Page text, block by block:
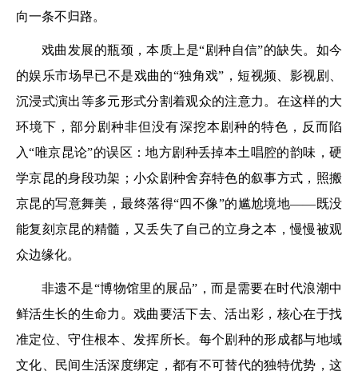
向一条不归路。
戏曲发展的瓶颈，本质上是“剧种自信”的缺失。如今
的娱乐市场早已不是戏曲的“独角戏”，短视频、影视剧、
沉浸式演出等多元形式分割着观众的注意力。在这样的大
环境下，部分剧种非但没有深挖本剧种的特色，反而陷
入“唯京昆论”的误区：地方剧种丢掉本土唱腔的韵味，硬
学京昆的身段功架；小众剧种舍弃特色的叙事方式，照搬
京昆的写意舞美，最终落得“四不像”的尴尬境地——既没
能复刻京昆的精髓，又丢失了自己的立身之本，慢慢被观
众边缘化。
非遗不是“博物馆里的展品”，而是需要在时代浪潮中
鲜活生长的生命力。戏曲要活下去、活出彩，核心在于找
准定位、守住根本、发挥所长。每个剧种的形成都与地域
文化、民间生活深度绑定，都有不可替代的独特优势，这